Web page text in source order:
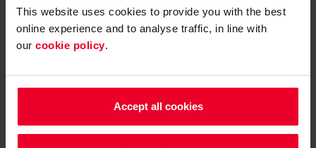
This website uses cookies to provide you with the best
online experience and to analyse traffic, in line with
our cookie policy.
Accept all cookies
Une présence régionale offrant